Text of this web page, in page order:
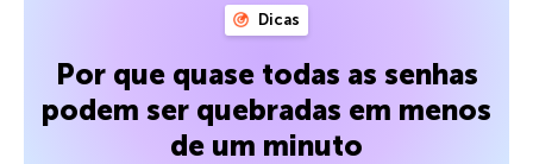
Dicas
Por que quase todas as senhas
podem ser quebradas em menos
de um minuto